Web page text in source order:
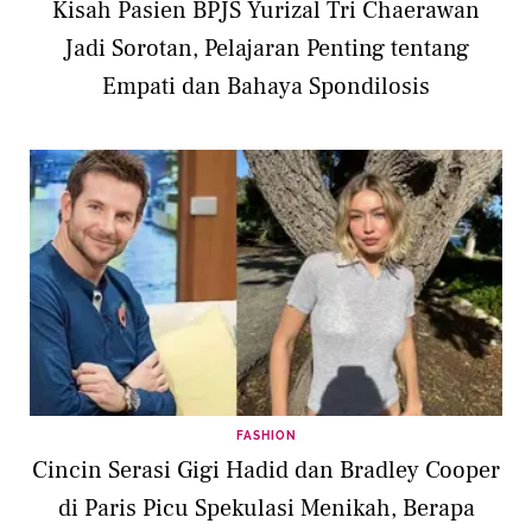
Kisah Pasien BPJS Yurizal Tri Chaerawan
Jadi Sorotan, Pelajaran Penting tentang
Empati dan Bahaya Spondilosis
FASHION
Cincin Serasi Gigi Hadid dan Bradley Cooper
di Paris Picu Spekulasi Menikah, Berapa